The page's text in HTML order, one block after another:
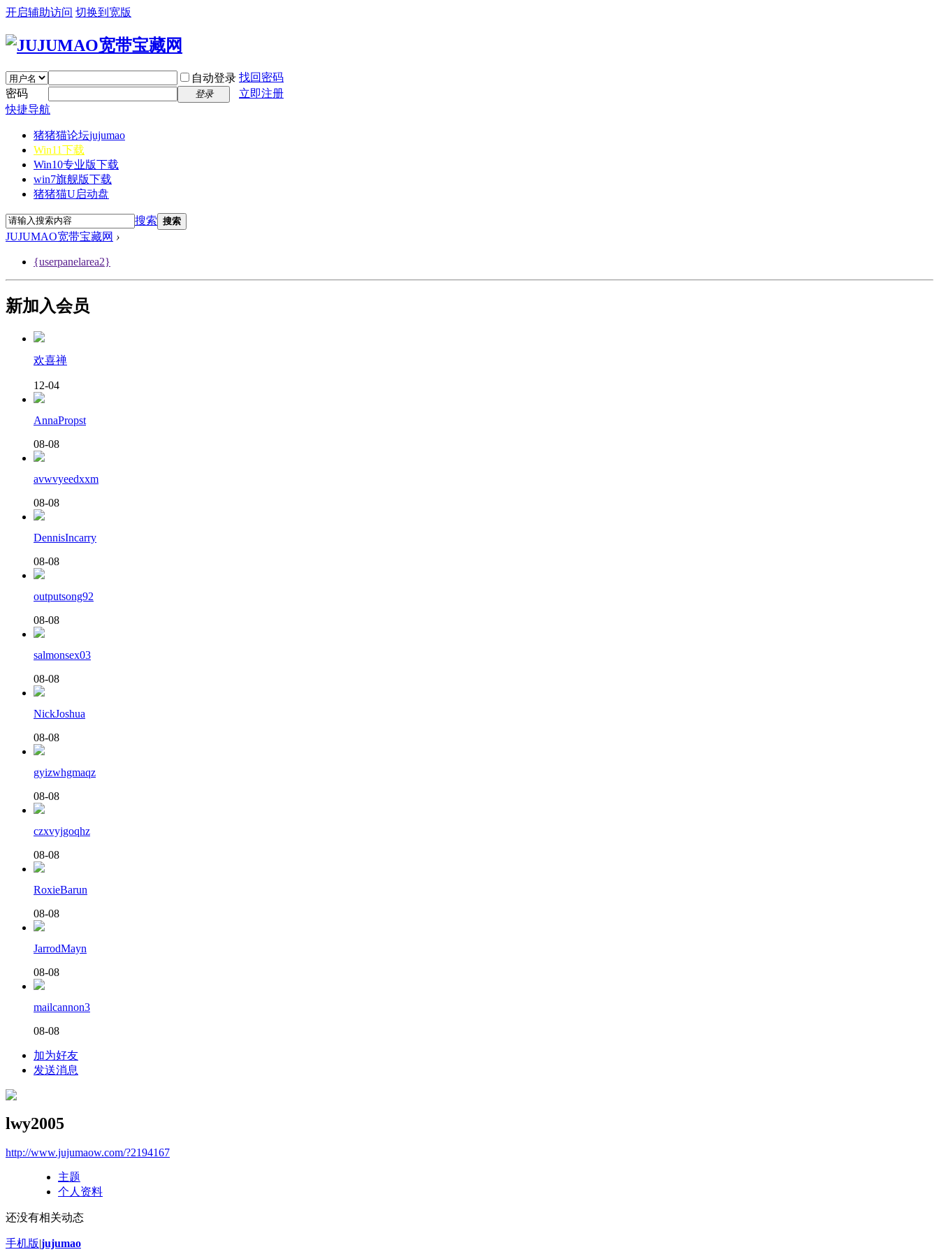
开启辅助访问 切换到宽版
自动登录 找回密码
密码
登录
立即注册
快捷导航
猪猪猫论坛jujumao
Win11下载
Win10专业版下载
win7旗舰版下载
猪猪猫U启动盘
搜索 搜索
JUJUMAO宽带宝藏网 ›
{userpanelarea2}
新加入会员
欢喜禅
12-04
AnnaPropst
08-08
avwvyeedxxm
08-08
DennisIncarry
08-08
outputsong92
08-08
salmonsex03
08-08
NickJoshua
08-08
gyizwhgmaqz
08-08
czxvyjgoqhz
08-08
RoxieBarun
08-08
JarrodMayn
08-08
mailcannon3
08-08
加为好友
发送消息
lwy2005
http://www.jujumaow.com/?2194167
主题
个人资料
还没有相关动态
手机版|jujumao